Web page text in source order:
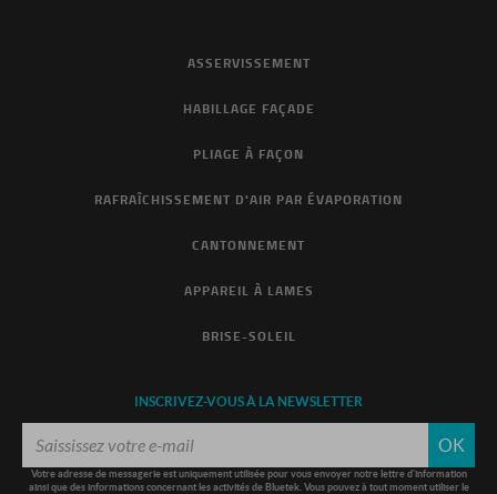
ASSERVISSEMENT
HABILLAGE FAÇADE
PLIAGE À FAÇON
RAFRAÎCHISSEMENT D'AIR PAR ÉVAPORATION
CANTONNEMENT
APPAREIL À LAMES
BRISE-SOLEIL
INSCRIVEZ-VOUS À LA NEWSLETTER
OK
Votre adresse de messagerie est uniquement utilisée pour vous envoyer notre lettre d'information
ainsi que des informations concernant les activités de Bluetek. Vous pouvez à tout moment utiliser le